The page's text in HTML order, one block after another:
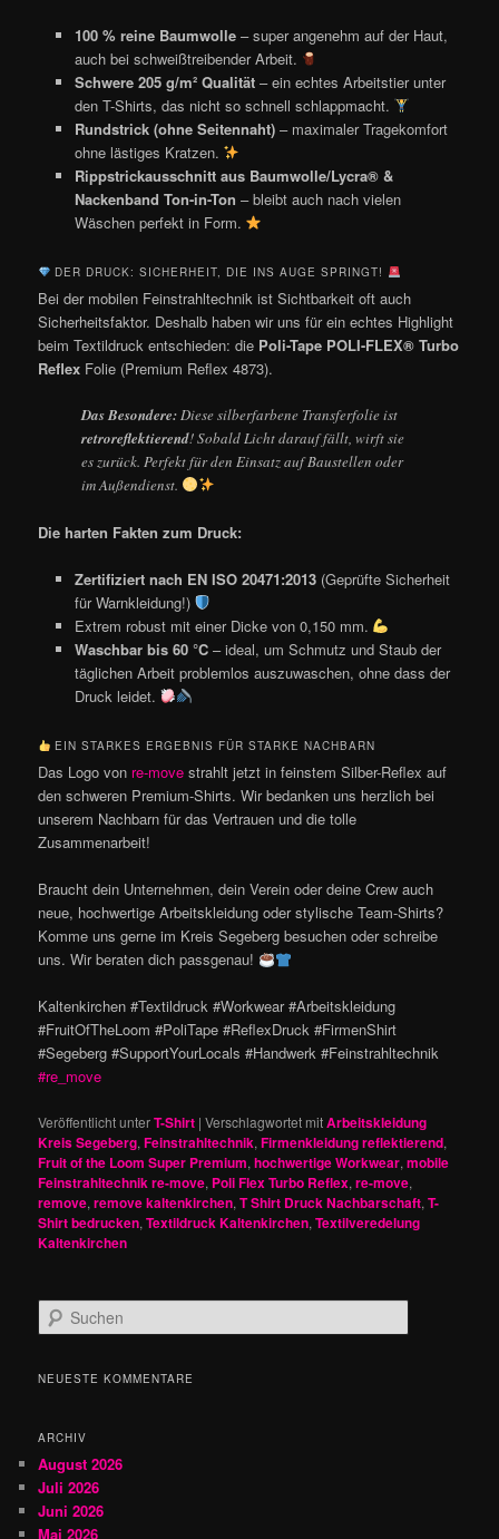
100 % reine Baumwolle– super angenehm auf der Haut,
auch bei schweißtreibender Arbeit.
Schwere 205 g/m² Qualität– ein echtes Arbeitstier unter
den T-Shirts, das nicht so schnell schlappmacht.
Rundstrick (ohne Seitennaht)– maximaler Tragekomfort
ohne lästiges Kratzen.
Rippstrickausschnitt aus Baumwolle/Lycra® &
Nackenband Ton-in-Ton – bleibt auch nach vielen
Wäschen perfekt in Form.
DER DRUCK: SICHERHEIT, DIE INS AUGE SPRINGT!
Bei der mobilen Feinstrahltechnik ist Sichtbarkeit oft auch
Sicherheitsfaktor. Deshalb haben wir uns für ein echtes Highlight
beim Textildruck entschieden: die Poli-Tape POLI-FLEX® Turbo
Reflex Folie (Premium Reflex 4873).
Das Besondere:Diese silberfarbene Transferfolie ist
retroreflektierend! Sobald Licht darauf fällt, wirft sie
es zurück. Perfekt für den Einsatz auf Baustellen oder
im Außendienst.
Die harten Fakten zum Druck:
Zertifiziert nach EN ISO 20471:2013(Geprüfte Sicherheit
für Warnkleidung!)
Extrem robust mit einer Dicke von 0,150 mm.
Waschbar bis 60 °C– ideal, um Schmutz und Staub der
täglichen Arbeit problemlos auszuwaschen, ohne dass der
Druck leidet.
EIN STARKES ERGEBNIS FÜR STARKE NACHBARN
Das Logo von re-move strahlt jetzt in feinstem Silber-Reflex auf
den schweren Premium-Shirts. Wir bedanken uns herzlich bei
unserem Nachbarn für das Vertrauen und die tolle
Zusammenarbeit!
Braucht dein Unternehmen, dein Verein oder deine Crew auch
neue, hochwertige Arbeitskleidung oder stylische Team-Shirts?
Komme uns gerne im Kreis Segeberg besuchen oder schreibe
uns. Wir beraten dich passgenau!
Kaltenkirchen #Textildruck #Workwear #Arbeitskleidung
#FruitOfTheLoom #PoliTape #ReflexDruck #FirmenShirt
#Segeberg #SupportYourLocals #Handwerk #Feinstrahltechnik
#re_move
Veröffentlicht unterT-Shirt |Verschlagwortet mitArbeitskleidung
Kreis Segeberg,Feinstrahltechnik,Firmenkleidung reflektierend,
Fruit of the Loom Super Premium,hochwertige Workwear,mobile
Feinstrahltechnik re-move, Poli Flex Turbo Reflex,re-move,
remove,remove kaltenkirchen,T Shirt Druck Nachbarschaft,T-
Shirt bedrucken,Textildruck Kaltenkirchen,Textilveredelung
Kaltenkirchen
u
h
NEUESTE KOMMENTARE
ARCHIV
August 2026
Juli 2026
Juni 2026
Mai 2026